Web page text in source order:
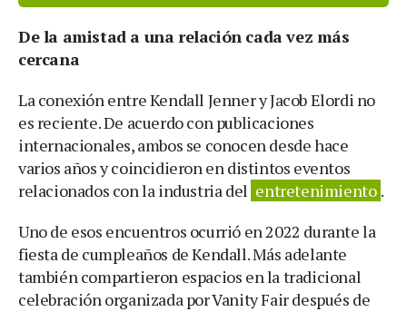
De la amistad a una relación cada vez más
cercana
La conexión entre Kendall Jenner y Jacob Elordi no
es reciente. De acuerdo con publicaciones
internacionales, ambos se conocen desde hace
varios años y coincidieron en distintos eventos
relacionados con la industria del entretenimiento .
Uno de esos encuentros ocurrió en 2022 durante la
fiesta de cumpleaños de Kendall. Más adelante
también compartieron espacios en la tradicional
celebración organizada por Vanity Fair después de